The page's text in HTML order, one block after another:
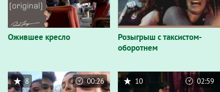
Ожившее кресло
Розыгрыш с таксистом-
оборотнем
8 00:26 10 02:59